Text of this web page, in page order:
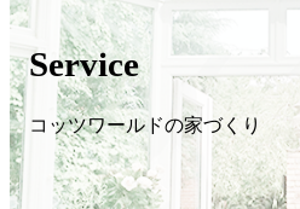
Service
コッツワールドの家づくり